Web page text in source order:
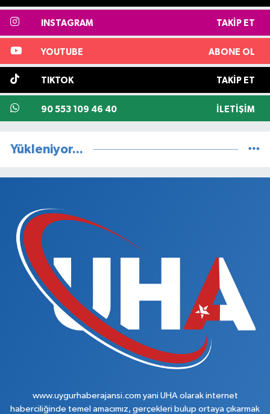
INSTAGRAM TAKIP ET
YOUTUBE ABONE OL
TIKTOK TAKIP ET
90 553 109 46 40 İLETIŞIM
Yükleniyor...
www.uygurhaberajansi.com yani UHA olarak internet
haberciliğinde temel amacımız, gerçekleri bulup ortaya çıkarmak